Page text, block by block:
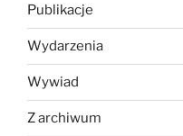
Publikacje
Wydarzenia
Wywiad
Z archiwum